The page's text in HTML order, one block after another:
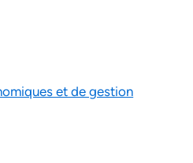
et de gestion